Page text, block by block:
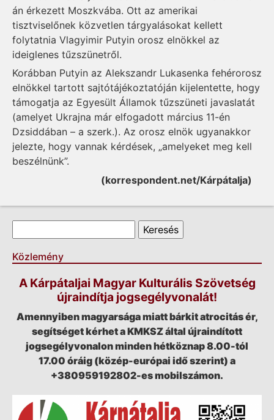
án érkezett Moszkvába. Ott az amerikai
tisztviselőnek közvetlen tárgyalásokat kellett
folytatnia Vlagyimir Putyin orosz elnökkel az
ideiglenes tűzszünetről.
Korábban Putyin az Alekszandr Lukasenka fehérorosz
elnökkel tartott sajtótájékoztatóján kijelentette, hogy
támogatja az Egyesült Államok tűzszüneti javaslatát
(amelyet Ukrajna már elfogadott március 11-én
Dzsiddában – a szerk.). Az orosz elnök ugyanakkor
jelezte, hogy vannak kérdések, „amelyeket meg kell
beszélnünk”.
(korrespondent.net/Kárpátalja)
Keresés űrlap
Közlemény
A Kárpátaljai Magyar Kulturális Szövetség
újraindítja jogsegélyvonalát!
Amennyiben magyarsága miatt bárkit atrocitás ér,
segítséget kérhet a KMKSZ által újraindított
jogsegélyvonalon minden hétköznap 8.00-tól
17.00 óráig (közép-európai idő szerint) a
+380959192802-es mobilszámon.